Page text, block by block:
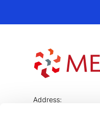
Address: